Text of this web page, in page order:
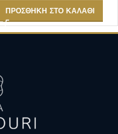
ΠΡΟΣΘΉΚΗ ΣΤΟ ΚΑΛΆΘΙ